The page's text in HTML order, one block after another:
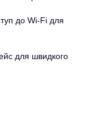
до Wi-Fi для
для швидкого